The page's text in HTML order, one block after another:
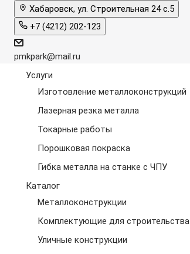
Хабаровск, ул. Строительная 24 с.5
+7 (4212) 202-123
pmkpark@mail.ru
Услуги
Изготовление металлоконструкций
Лазерная резка металла
Токарные работы
Порошковая покраска
Гибка металла на станке с ЧПУ
Каталог
Металлоконструкции
Комплектующие для строительства
Уличные конструкции